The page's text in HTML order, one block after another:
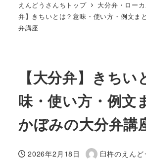
えんどうさんちトップ 大分弁・ロー
弁】きちいとは？意味・使い方・例文ま
弁講座
【大分弁】きちい
味・使い方・例文
かぼみの大分弁講
投稿日
2026年2月18日
著
臼杵のえんど